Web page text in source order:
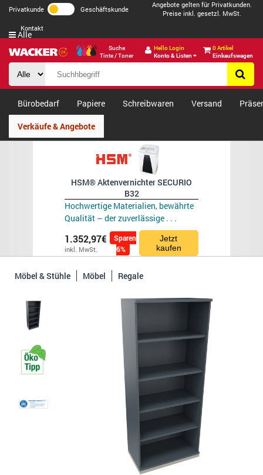
Privatkunde Geschäftskunde
Angebote gelten für Privatkunden.
Preise inkl. gesetzl. MwSt.
Kontakt
Suche
Tinte / Toner
Hello Login
Konto & Listen
0 Artikel
Einkaufswagen
Alle
Bürobedarf Papiere Schreibwaren Versand
Verkäufe & Angebote
HSM® Aktenvernichter SECURIO
B32
Hochwertige Materialien, bewährte
Qualität – der zuverlässige . . .
1.352,97€
inkl. MwSt.
Sparen
6%
Jetzt
kaufen
Möbel & Stühle Möbel Regale